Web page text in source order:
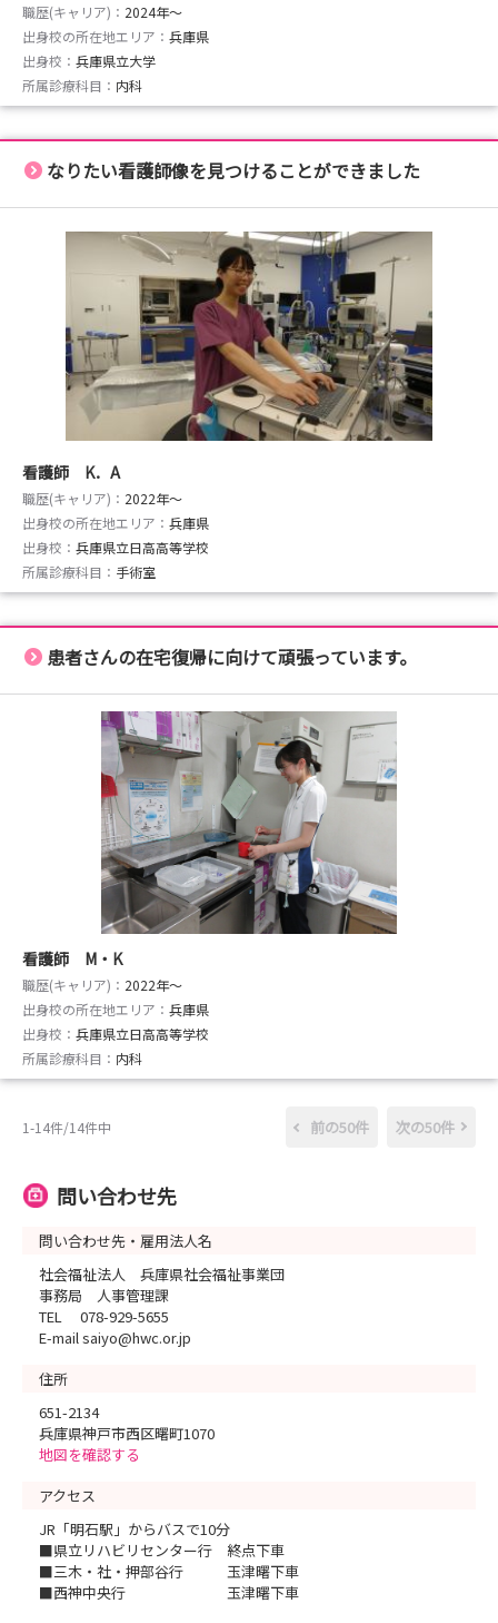
職歴(キャリア)： 2024年〜
出身校の所在地エリア： 兵庫県
出身校： 兵庫県立大学
所属診療科目： 内科
なりたい看護師像を見つけることができました
看護師 K．A
職歴(キャリア)： 2022年〜
出身校の所在地エリア： 兵庫県
出身校： 兵庫県立日高高等学校
所属診療科目： 手術室
患者さんの在宅復帰に向けて頑張っています。
看護師 M・K
職歴(キャリア)： 2022年〜
出身校の所在地エリア： 兵庫県
出身校： 兵庫県立日高高等学校
所属診療科目： 内科
1-14件/14件中 前の50件 次の50件
問い合わせ先
問い合わせ先・雇用法人名
社会福祉法人 兵庫県社会福祉事業団
事務局 人事管理課
TEL 078-929-5655
E-mail saiyo@hwc.or.jp
住所
651-2134
兵庫県神戸市西区曙町1070
地図を確認する
アクセス
JR「明石駅」からバスで10分
■県立リハビリセンター行 終点下車
■三木・社・押部谷行 玉津曙下車
■西神中央行 玉津曙下車